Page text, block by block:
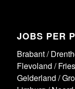
JOBS PER
Brabant/
Flevoland /
Gelderland /